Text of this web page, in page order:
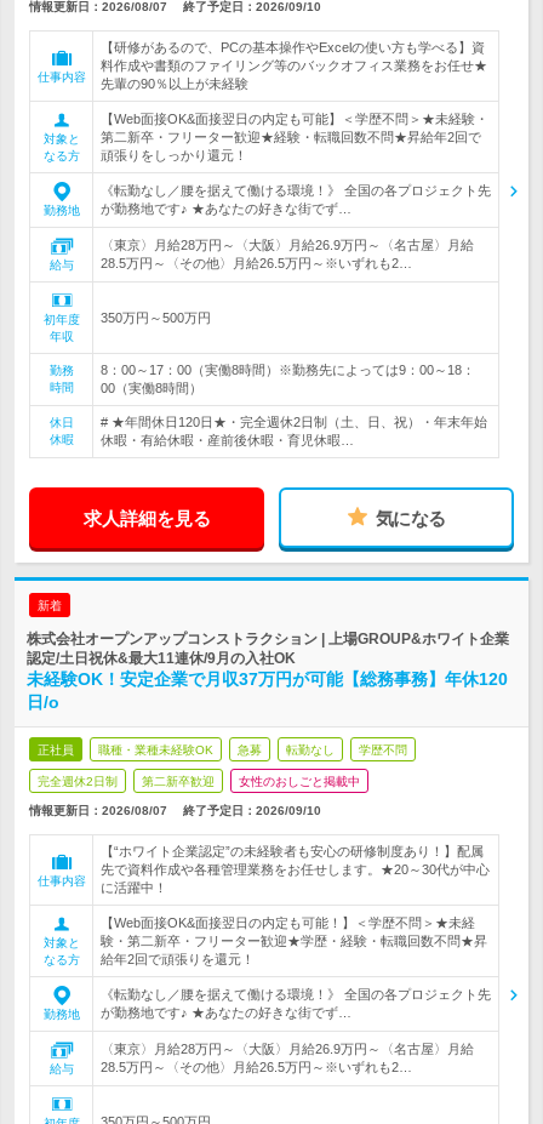
情報更新日：2026/08/07 終了予定日： 2026/09/10
仕事内容
【研修があるので、PCの基本操作やExcelの使い方も学べる】資
料作成や書類のファイリング等のバックオフィス業務をお任せ★
先輩の90％以上が未経験
対象と
なる方
【Web面接OK&面接翌日の内定も可能】＜学歴不問＞★未経験・
第二新卒・フリーター歓迎★経験・転職回数不問★昇給年2回で
頑張りをしっかり還元！
勤務地
《転勤なし／腰を据えて働ける環境！》 全国の各プロジェクト先
が勤務地です♪ ★あなたの好きな街でず…
給与
〈東京〉月給28万円～〈大阪〉月給26.9万円～〈名古屋〉月給
28.5万円～〈その他〉月給26.5万円～※いずれも2…
初年度
年収
350万円～500万円
勤務
時間
8：00～17：00（実働8時間）※勤務先によっては9：00～18：
00（実働8時間）
休日
休暇
# ★年間休日120日★・完全週休2日制（土、日、祝）・年末年始
休暇・有給休暇・産前後休暇・育児休暇…
求人詳細を見る 気になる
新着
株式会社オープンアップコンストラクション | 上場GROUP&ホワイト企業
認定/土日祝休&最大11連休/9月の入社OK
未経験OK！安定企業で月収37万円が可能【総務事務】年休120
日/o
正社員 職種・業種未経験OK 急募 転勤なし 学歴不問
完全週休2日制 第二新卒歓迎 女性のおしごと掲載中
情報更新日：2026/08/07 終了予定日： 2026/09/10
仕事内容
【“ホワイト企業認定”の未経験者も安心の研修制度あり！】配属
先で資料作成や各種管理業務をお任せします。★20～30代が中心
に活躍中！
対象と
なる方
【Web面接OK&面接翌日の内定も可能！】＜学歴不問＞★未経
験・第二新卒・フリーター歓迎★学歴・経験・転職回数不問★昇
給年2回で頑張りを還元！
勤務地
《転勤なし／腰を据えて働ける環境！》 全国の各プロジェクト先
が勤務地です♪ ★あなたの好きな街でず…
給与
〈東京〉月給28万円～〈大阪〉月給26.9万円～〈名古屋〉月給
28.5万円～〈その他〉月給26.5万円～※いずれも2…
350万円～500万円